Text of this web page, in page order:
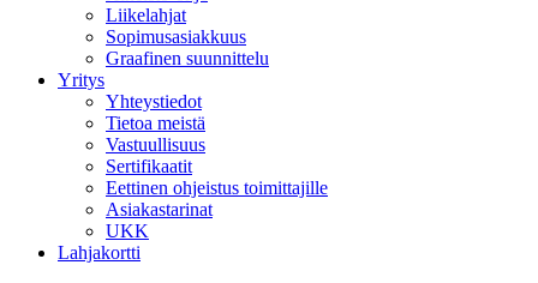
Liikelahjat
Sopimusasiakkuus
Graafinen suunnittelu
Yritys
Yhteystiedot
Tietoa meistä
Vastuullisuus
Sertifikaatit
Eettinen ohjeistus toimittajille
Asiakastarinat
UKK
Lahjakortti